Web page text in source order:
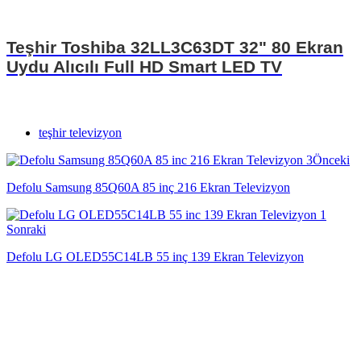
Teşhir Toshiba 32LL3C63DT 32" 80 Ekran
Uydu Alıcılı Full HD Smart LED TV
teşhir televizyon
Önceki
Defolu Samsung 85Q60A 85 inç 216 Ekran Televizyon
Sonraki
Defolu LG OLED55C14LB 55 inç 139 Ekran Televizyon